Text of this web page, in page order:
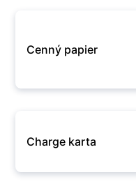
Cenný papier
Charge karta